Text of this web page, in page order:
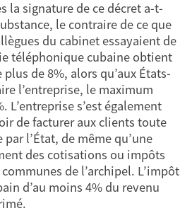
la signature de ce décret a-t-
le contraire de ce que
du cabinet essayaient de
téléphonique cubaine obtient
de 8%, alors qu’aux États-
l’entreprise, le maximum
L’entreprise s’est également
de facturer aux clients toute
l’État, de même qu’une
des cotisations ou impôts
de l’archipel. L’impôt
d’au moins 4% du revenu